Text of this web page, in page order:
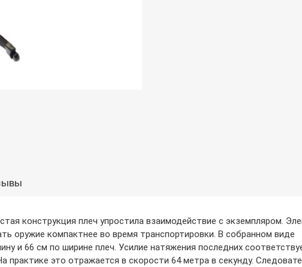
конструкция плеч упростила взаимодействие с экземпляром.
оружие компактнее во время транспортировки. В собранном виде
и 66 см по ширине плеч. Усилие натяжения последних
практике это отражается в скорости 64 метра в секунду.